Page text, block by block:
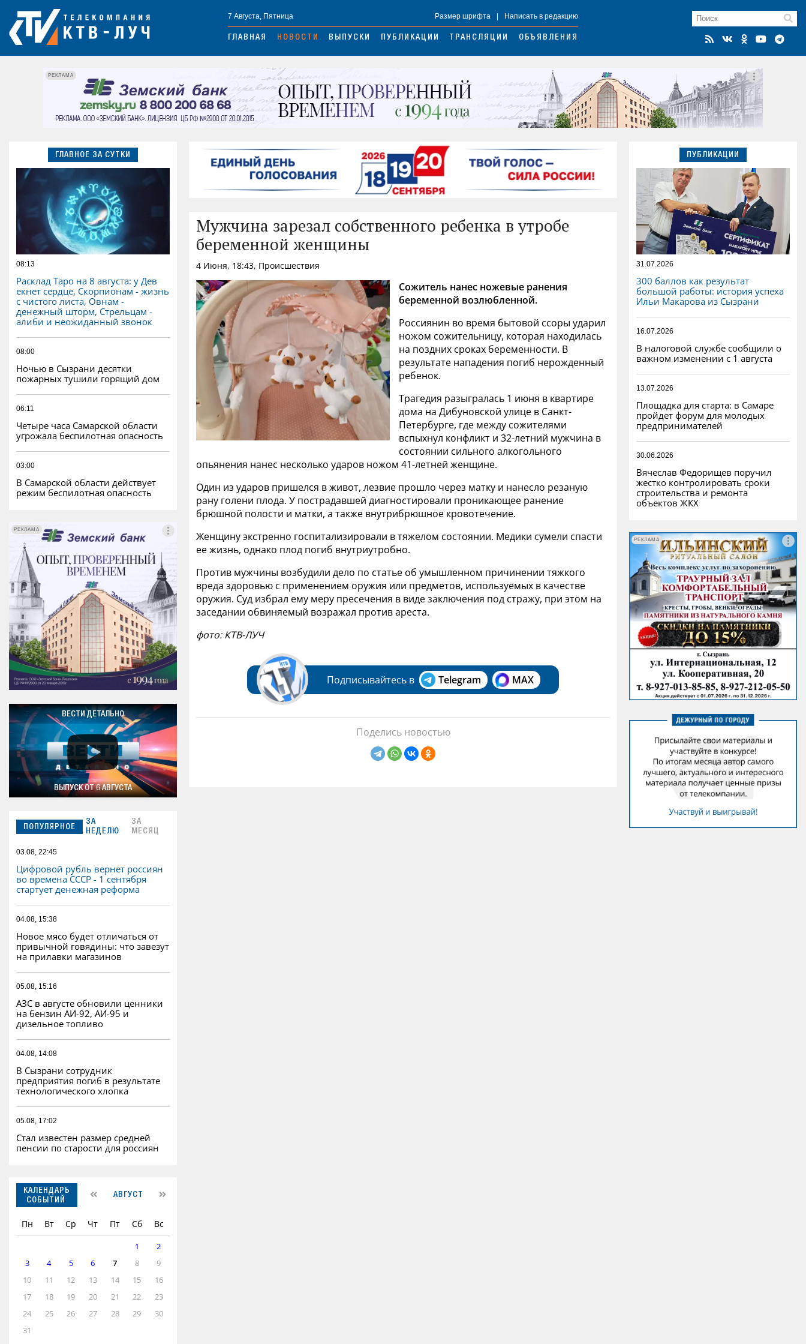
7 Августа, Пятница Размер шрифта Написать в редакцию
ГЛАВНАЯ НОВОСТИ ВЫПУСКИ ПУБЛИКАЦИИ ТРАНСЛЯЦИИ ОБЪЯВЛЕНИЯ
РЕКЛАМА
ГЛАВНОЕ ЗА СУТКИ
08:13
Расклад Таро на 8 августа: у Дев
екнет сердце, Скорпионам - жизнь
с чистого листа, Овнам -
денежный шторм, Стрельцам -
алиби и неожиданный звонок
08:00
Ночью в Сызрани десятки
пожарных тушили горящий дом
06:11
Четыре часа Самарской области
угрожала беспилотная опасность
03:00
В Самарской области действует
режим беспилотная опасность
РЕКЛАМА
РЕКЛАМА
ВЕСТИ ДЕТАЛЬНО
ВЫПУСК ОТ 6 АВГУСТА
ПОПУЛЯРНОЕ
ЗА
НЕДЕЛЮ
ЗА
МЕСЯЦ
03.08, 22:45
Цифровой рубль вернет россиян
во времена СССР - 1 сентября
стартует денежная реформа
04.08, 15:38
Новое мясо будет отличаться от
привычной говядины: что завезут
на прилавки магазинов
05.08, 15:16
АЗС в августе обновили ценники
на бензин АИ-92, АИ-95 и
дизельное топливо
04.08, 14:08
В Сызрани сотрудник
предприятия погиб в результате
технологического хлопка
05.08, 17:02
Стал известен размер средней
пенсии по старости для россиян
КАЛЕНДАРЬ
СОБЫТИЙ
АВГУСТ
Пн Вт Ср Чт Пт Сб Вс
1
2
3
4 5 6 7 8
9
10
11 12 13 14 15
16
17
18 19 20 21 22
23
24
25 26 27 28 29
30
31
Мужчина зарезал собственного ребенка в утробе
беременной женщины
4 Июня, 18:43, Происшествия
Сожитель нанес ножевые ранения
беременной возлюбленной.
Россиянин во время бытовой ссоры ударил
ножом сожительницу, которая находилась
на поздних сроках беременности. В
результате нападения погиб нерожденный
ребенок.
Трагедия разыгралась 1 июня в квартире
дома на Дибуновской улице в Санкт-
Петербурге, где между сожителями
вспыхнул конфликт и 32-летний мужчина в
состоянии сильного алкогольного
опьянения нанес несколько ударов ножом 41-летней женщине.
Один из ударов пришелся в живот, лезвие прошло через матку и нанесло резаную
рану голени плода. У пострадавшей диагностировали проникающее ранение
брюшной полости и матки, а также внутрибрюшное кровотечение.
Женщину экстренно госпитализировали в тяжелом состоянии. Медики сумели спасти
ее жизнь, однако плод погиб внутриутробно.
Против мужчины возбудили дело по статье об умышленном причинении тяжкого
вреда здоровью с применением оружия или предметов, используемых в качестве
оружия. Суд избрал ему меру пресечения в виде заключения под стражу, при этом на
заседании обвиняемый возражал против ареста.
фото: КТВ-ЛУЧ
Подписывайтесь в Telegram MAX
Поделись новостью
ПУБЛИКАЦИИ
31.07.2026
300 баллов как результат
большой работы: история успеха
Ильи Макарова из Сызрани
16.07.2026
В налоговой службе сообщили о
важном изменении с 1 августа
13.07.2026
Площадка для старта: в Самаре
пройдет форум для молодых
предпринимателей
30.06.2026
Вячеслав Федорищев поручил
жестко контролировать сроки
строительства и ремонта
объектов ЖКХ
РЕКЛАМА